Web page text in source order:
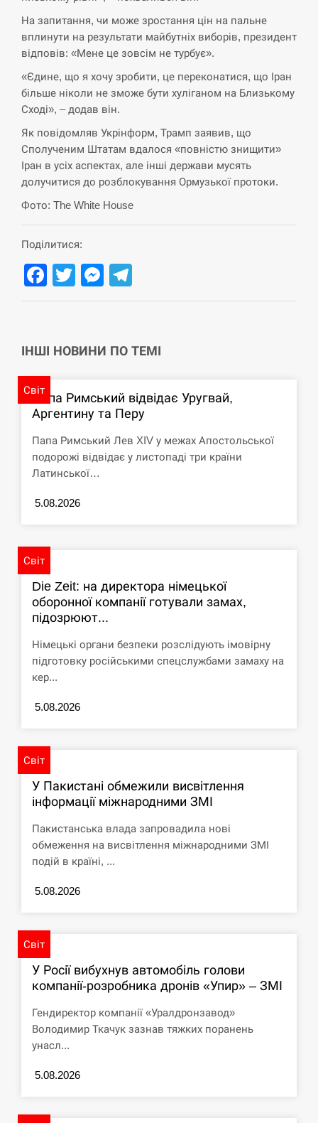
СЕРПЕНЬ
12:53
США обсуждают лицензии на Patriot для
СЕРПЕНЬ
12:40
Латвія готова направити до 20 військових для
розблокування Ормузької протоки
СЕРПЕНЬ
12:23
переправу, склады и другие важные объекты…
СЕРПЕНЬ
12:10
СЕРПЕНЬ
11:53
Под огнем “Эпицентр”, ROZETKA и “Новая
СЕРПЕНЬ
11:40
У зоопарку Токіо через спеку загинули три
левиці
СЕРПЕНЬ
11:23
есть пострадавшие
ЩЕ...
На запитання, чи може зростання цін на пальне
вплинути на результати майбутніх виборів, президент
відповів: «Мене це зовсім не турбує».
«Єдине, що я хочу зробити, це переконатися, що Іран
більше ніколи не зможе бути хуліганом на Близькому
Сході», – додав він.
Як повідомляв Укрінформ, Трамп заявив, що
Сполученим Штатам вдалося «повністю знищити»
Іран в усіх аспектах, але інші держави мусять
долучитися до розблокування Ормузької протоки.
Фото: The White House
Поділитися:
Facebook
TwitterMessenger
ІНШІ НОВИНИ ПО ТЕМІ
Світ
Папа Римський відвідає Уругвай,
Аргентину та Перу
Папа Римський Лев XIV у межах Апостольської
подорожі відвідає у листопаді три країни
Латинської…
5.08.2026
Світ
Die Zeit: на директора німецької
оборонної компанії готували замах,
підозрюют...
Німецькі органи безпеки розслідують імовірну
підготовку російськими спецслужбами замаху на
кер...
5.08.2026
Світ
У Пакистані обмежили висвітлення
інформації міжнародними ЗМІ
Пакистанська влада запровадила нові
обмеження на висвітлення міжнародними ЗМІ
подій в країні, ...
5.08.2026
Світ
У Росії вибухнув автомобіль голови
компанії-розробника дронів «Упир» – ЗМІ
Гендиректор компанії «Уралдронзавод»
Володимир Ткачук зазнав тяжких поранень
унасл...
5.08.2026